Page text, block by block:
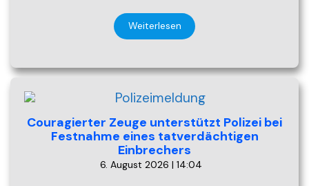
Weiterlesen
Couragierter Zeuge unterstützt Polizei bei
Festnahme eines tatverdächtigen
Einbrechers
6. August 2026 | 14:04